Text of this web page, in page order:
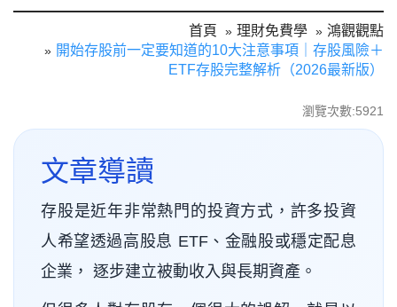
首頁 理財免費學
鴻觀觀點
開始存股前一定要知道的10大注意事項｜存股風險＋
ETF存股完整解析（2026最新版）
瀏覽次數:5921
文章導讀
存股是近年非常熱門的投資方式，許多投資
人希望透過高股息 ETF、金融股或穩定配息
企業， 逐步建立被動收入與長期資產。